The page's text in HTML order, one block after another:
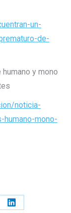
un-
de-
y mono
noticia-
mono-
Share